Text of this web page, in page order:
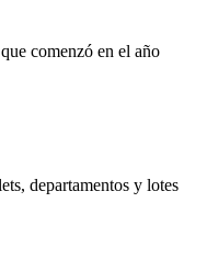
comenzó en el año
departamentos y lotes